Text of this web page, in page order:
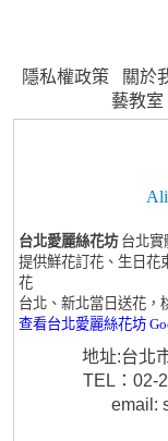
隱私權政策 關於
藝教室
台北愛麗絲花坊 台北實
提供鮮花訂花、生日花
花
台北、新北當日送花，
查看台北愛麗絲花坊
地址:台北
TEL：02-
email: